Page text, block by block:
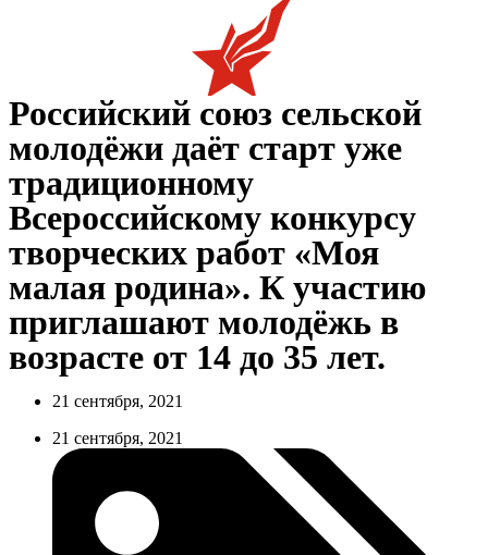
Российский союз сельской
молодёжи даёт старт уже
традиционному
Всероссийскому конкурсу
творческих работ «Моя
малая родина». К участию
приглашают молодёжь в
возрасте от 14 до 35 лет.
21 сентября, 2021
21 сентября, 2021